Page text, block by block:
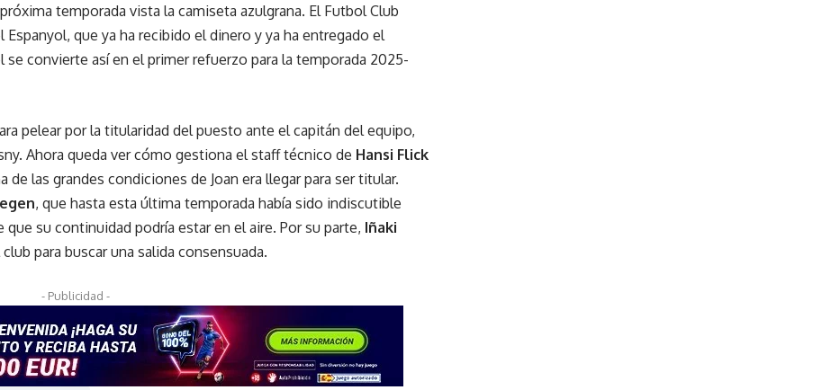
temporada vista la camiseta azulgrana. El Futbol Club
que ya ha recibido el dinero y ya ha entregado el
se convierte así en el primer refuerzo para la temporada 2025-
pelear por la titularidad del puesto ante el capitán del equipo,
Ahora queda ver cómo gestiona el staff técnico de Hansi Flick
de las grandes condiciones de Joan era llegar para ser titular.
, que hasta esta última temporada había sido indiscutible
su continuidad podría estar en el aire. Por su parte, Iñaki
para buscar una salida consensuada.
- Publicidad -